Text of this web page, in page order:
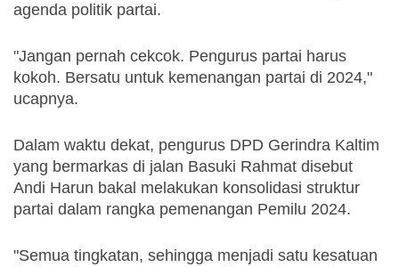
agenda politik partai.
"Jangan pernah cekcok. Pengurus partai harus
kokoh. Bersatu untuk kemenangan partai di 2024,"
ucapnya.
Dalam waktu dekat, pengurus DPD Gerindra Kaltim
yang bermarkas di jalan Basuki Rahmat disebut
Andi Harun bakal melakukan konsolidasi struktur
partai dalam rangka pemenangan Pemilu 2024.
"Semua tingkatan, sehingga menjadi satu kesatuan